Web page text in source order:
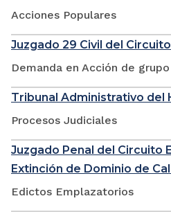
Acciones Populares
Juzgado 29 Civil del
Demanda en Acción de
Tribunal Administrativo del
Procesos Judiciales
Juzgado Penal del Circuito
Extinción de Dominio de
Edictos Emplazatorios